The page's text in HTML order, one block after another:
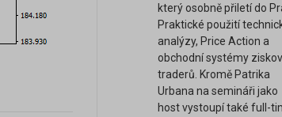
který osobně přiletí do
Praktické použití
analýzy, Price Action a
obchodní systémy
traderů. Kromě Patrika
Urbana na semináři jako
host vystoupí také full-